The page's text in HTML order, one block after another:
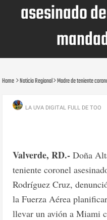
asesinado
Home Noticia Regional Madre de teniente
LA UVA DIGITAL FULL DE TOO
Valverde, RD.- Doña
teniente coronel
Rodríguez Cruz,
la Fuerza Aérea
llevar un avión a Miami